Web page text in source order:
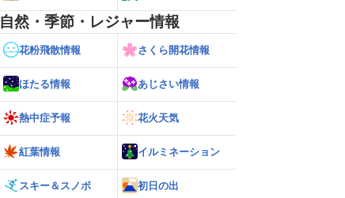
自然・季節・レジャー情報
花粉飛散情報 さくら開花情報
ほたる情報 あじさい情報
熱中症予報 花火天気
紅葉情報 イルミネーション
スキー＆スノボ 初日の出